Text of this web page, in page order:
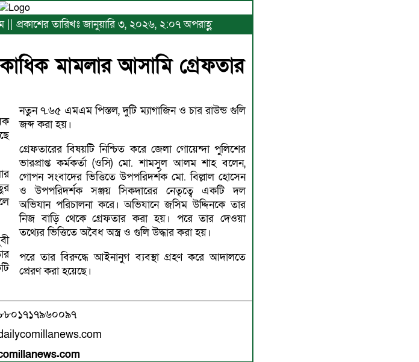
প্রকাশের তারিখঃ জানুয়ারি ৩, ২০২৬, ২:০৭ অপরাহ্ণ
মামলার আসামি গ্রেফতার
নতুন ৭.৬৫ এমএম পিস্তল, দুটি ম্যাগাজিন ও চার রাউন্ড গুলি
জব্দ করা হয়।
গ্রেফতারের বিষয়টি নিশ্চিত করে জেলা গোয়েন্দা পুলিশের
ভারপ্রাপ্ত কর্মকর্তা (ওসি) মো. শামসুল আলম শাহ বলেন,
গোপন সংবাদের ভিত্তিতে উপপরিদর্শক মো. বিল্লাল হোসেন
ও উপপরিদর্শক সঞ্জয় সিকদারের নেতৃত্বে একটি দল
অভিযান পরিচালনা করে। অভিযানে জসিম উদ্দিনকে তার
নিজ বাড়ি থেকে গ্রেফতার করা হয়। পরে তার দেওয়া
তথ্যের ভিত্তিতে অবৈধ অস্ত্র ও গুলি উদ্ধার করা হয়।
পরে তার বিরুদ্ধে আইনানুগ ব্যবস্থা গ্রহণ করে আদালতে
প্রেরণ করা হয়েছে।